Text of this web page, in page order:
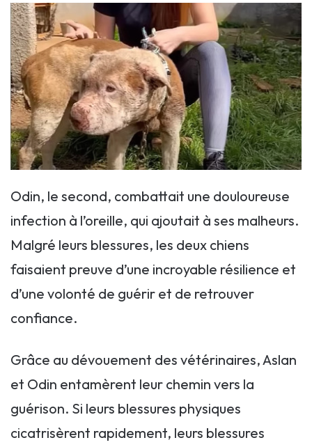
Odin, le second, combattait une douloureuse
infection à l’oreille, qui ajoutait à ses malheurs.
Malgré leurs blessures, les deux chiens
faisaient preuve d’une incroyable résilience et
d’une volonté de guérir et de retrouver
confiance.
Grâce au dévouement des vétérinaires, Aslan
et Odin entamèrent leur chemin vers la
guérison. Si leurs blessures physiques
cicatrisèrent rapidement, leurs blessures